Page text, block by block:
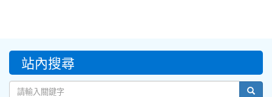
::: 站內搜尋